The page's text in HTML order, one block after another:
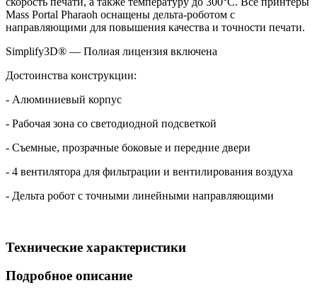
Mass Portal Pharaoh оснащены дельта-роботом с
направляющими для повышения качества и точности печати.
Simplify3D® — Полная лицензия включена
Достоинства конструкции:
- Алюминиевый корпус
- Рабочая зона со светодиодной подсветкой
- Съемные, прозрачные боковые и передние двери
- 4 вентилятора для фильтрации и вентилирования воздуха
- Дельта робот с точными линейными направляющими
Технические характеристики
Подробное описание